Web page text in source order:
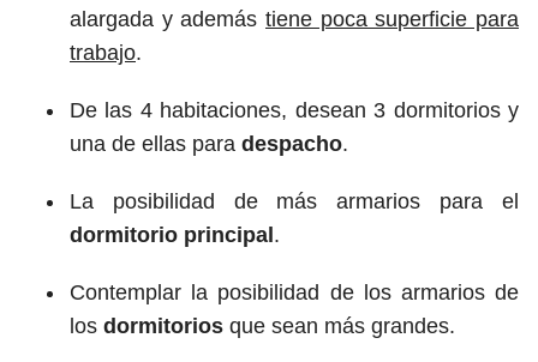
alargada y además tiene poca superficie para
trabajo.
De las 4 habitaciones, desean 3 dormitorios y
una de ellas para despacho.
La posibilidad de más armarios para el
dormitorio principal .
Contemplar la posibilidad de los armarios de
los dormitorios que sean más grandes.